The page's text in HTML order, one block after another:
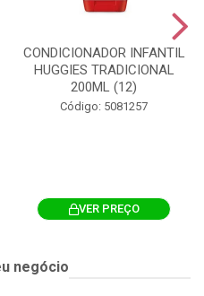
CONDICIONADOR INFANTIL
HUGGIES TRADICIONAL
200ML (12)
Código: 5081257
VER PREÇO
negócio